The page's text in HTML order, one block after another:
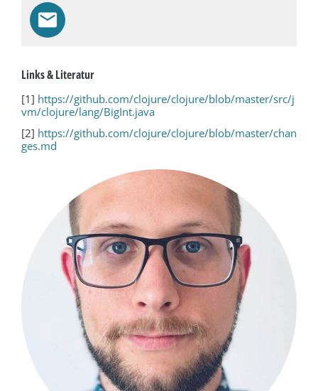
Links & Literatur
[1] https://github.com/clojure/clojure/blob/master/src/j
vm/clojure/lang/BigInt.java
[2] https://github.com/clojure/clojure/blob/master/chan
ges.md